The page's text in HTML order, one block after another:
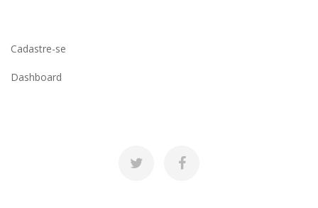
Cadastre-se
Dashboard